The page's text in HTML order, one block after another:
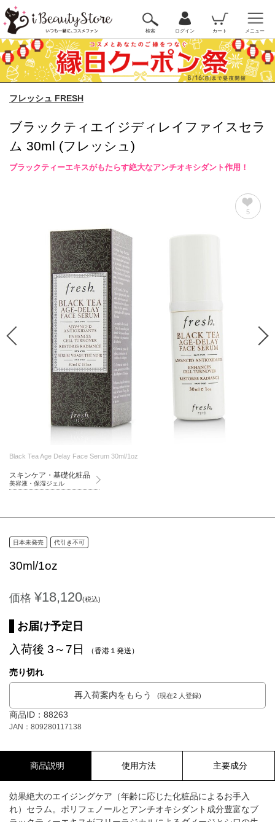
検索 ログイン カート メニュー
フレッシュ FRESH
ブラックティエイジディレイファイスセラ
ム 30ml (フレッシュ)
ブラックティーエキスがもたらす絶大なアンチオキシダント作用！
5
Black Tea Age Delay Face Serum 30ml/1oz
スキンケア・基礎化粧品
美容液・保湿ジェル
日本未発売 代引き不可
30ml/1oz
価格 ¥18,120(税込)
お届け予定日
入荷後 3～7日 （香港１発送）
売り切れ
再入荷案内をもらう (現在2 人登録)
商品ID：88263
JAN：809280117138
商品説明 使用方法 主要成分
効果絶大のエイジングケア（年齢に応じた化粧品によるお手入
れ）セラム。ポリフェノールとアンチオキシダント成分豊富なブ